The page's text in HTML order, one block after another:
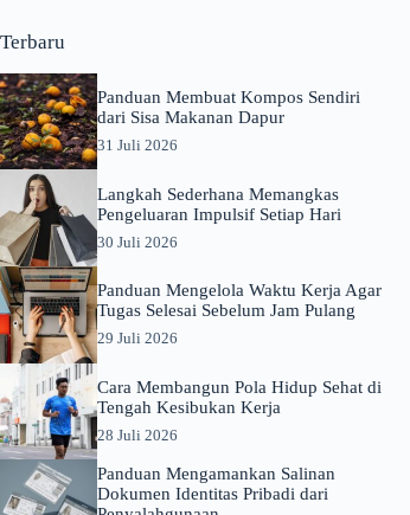
Terbaru
Panduan Membuat Kompos Sendiri
dari Sisa Makanan Dapur
31 Juli 2026
Langkah Sederhana Memangkas
Pengeluaran Impulsif Setiap Hari
30 Juli 2026
Panduan Mengelola Waktu Kerja Agar
Tugas Selesai Sebelum Jam Pulang
29 Juli 2026
Cara Membangun Pola Hidup Sehat di
Tengah Kesibukan Kerja
28 Juli 2026
Panduan Mengamankan Salinan
Dokumen Identitas Pribadi dari